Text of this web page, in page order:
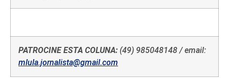
PATROCINE ESTA COLUNA: (49) 985048148 / email:
mlula.jornalista@gmail.com